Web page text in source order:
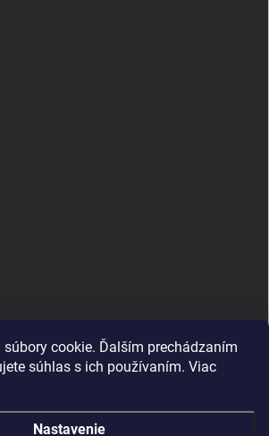
cookie. Ďalším prechádzaním
súhlas s ich používaním. Viac
Nastavenie
MujMiBand.cz